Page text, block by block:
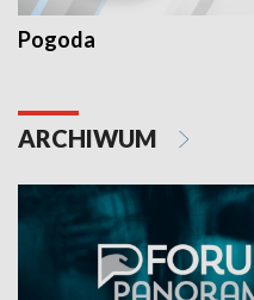
Pogoda
ARCHIWUM